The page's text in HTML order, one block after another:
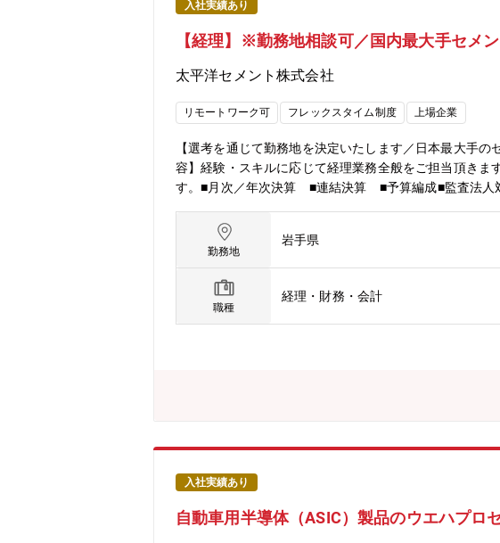
入社実績あり
【経理】※勤務地相談可／国内最大手セメ
太平洋セメント株式会社
リモートワーク可 フレックスタイム制度 上場企業
【選考を通じて勤務地を決定いたします／日本最大手
容】経験・スキルに応じて経理業務全般をご担当頂き
す。■月次／年次決算 ■連結決算 ■予算編成■監査法人
す。※総合職での採用（転勤有）のため、経理部門に固
ます。【募集背景】■経理業務の高度化によるグループ
40代7名、30代17名、20代以下10名） 経理グループ（
店・工場経理：拠点によって人数は変わりますが、管
は、選考の中で考慮いたします。適性と組織状況によ
能性がございます。※拠点所在地は下記より確認いた
採用の為、上記をローテーションいただきながら経験
（週2回まで）【教育制度・資格補助】■即戦力として
勤務地
岩手県
職種
経理・財務・会計
入社実績あり
自動車用半導体（ASIC）製品のウエハプロ